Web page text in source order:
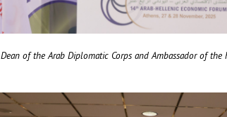
of the Arab Diplomatic Corps and Ambassador of